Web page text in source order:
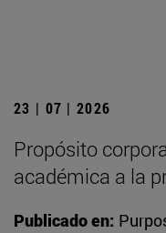
23 | 07 | 2026
Propósito
académica a la
Publicado en: